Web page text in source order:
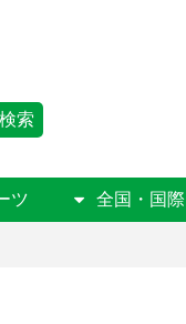
索
ツ 全国・国際